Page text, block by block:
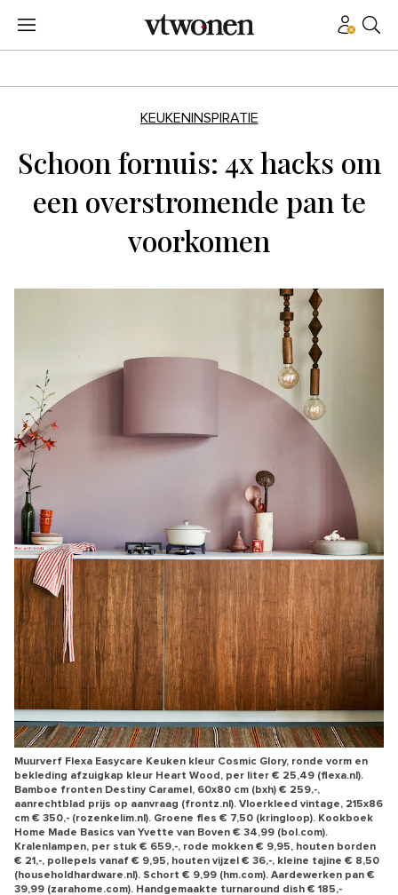
KEUKENINSPIRATIE
Schoon fornuis: 4x hacks om
een overstromende pan te
voorkomen
Muurverf Flexa Easycare Keuken kleur Cosmic Glory, ronde vorm en
bekleding afzuigkap kleur Heart Wood, per liter € 25,49 (flexa.nl).
Bamboe fronten Destiny Caramel, 60x80 cm (bxh) € 259,-,
aanrechtblad prijs op aanvraag (frontz.nl). Vloerkleed vintage, 215x86
cm € 350,- (rozenkelim.nl). Groene fles € 7,50 (kringloop). Kookboek
Home Made Basics van Yvette van Boven € 34,99 (bol.com).
Kralenlampen, per stuk € 659,-, rode mokken € 9,95, houten borden
€ 21,-, pollepels vanaf € 9,95, houten vijzel € 36,-, kleine tajine € 8,50
(householdhardware.nl). Schort € 9,99 (hm.com). Aardewerken pan €
39,99 (zarahome.com). Handgemaakte turnaround dish € 185,-